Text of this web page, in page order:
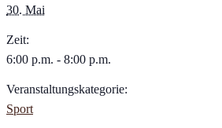
30. Mai
Zeit:
6:00 p.m. - 8:00 p.m.
Veranstaltungskategorie:
Sport